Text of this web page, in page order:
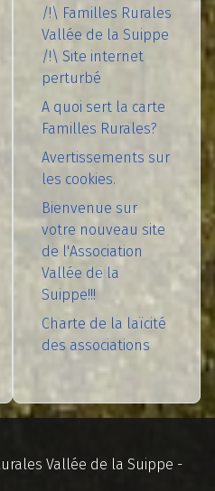
/!\ Familles Rurales
Vallée de la Suippe
/!\ Site internet
perturbé
A quoi sert la carte
Familles Rurales?
Avertissements sur
les cookies.
Bienvenue sur
votre nouveau site
de l'Association
Vallée de la
Suippe!!!
Charte de la laïcité
des associations
Vallée de la Suippe -